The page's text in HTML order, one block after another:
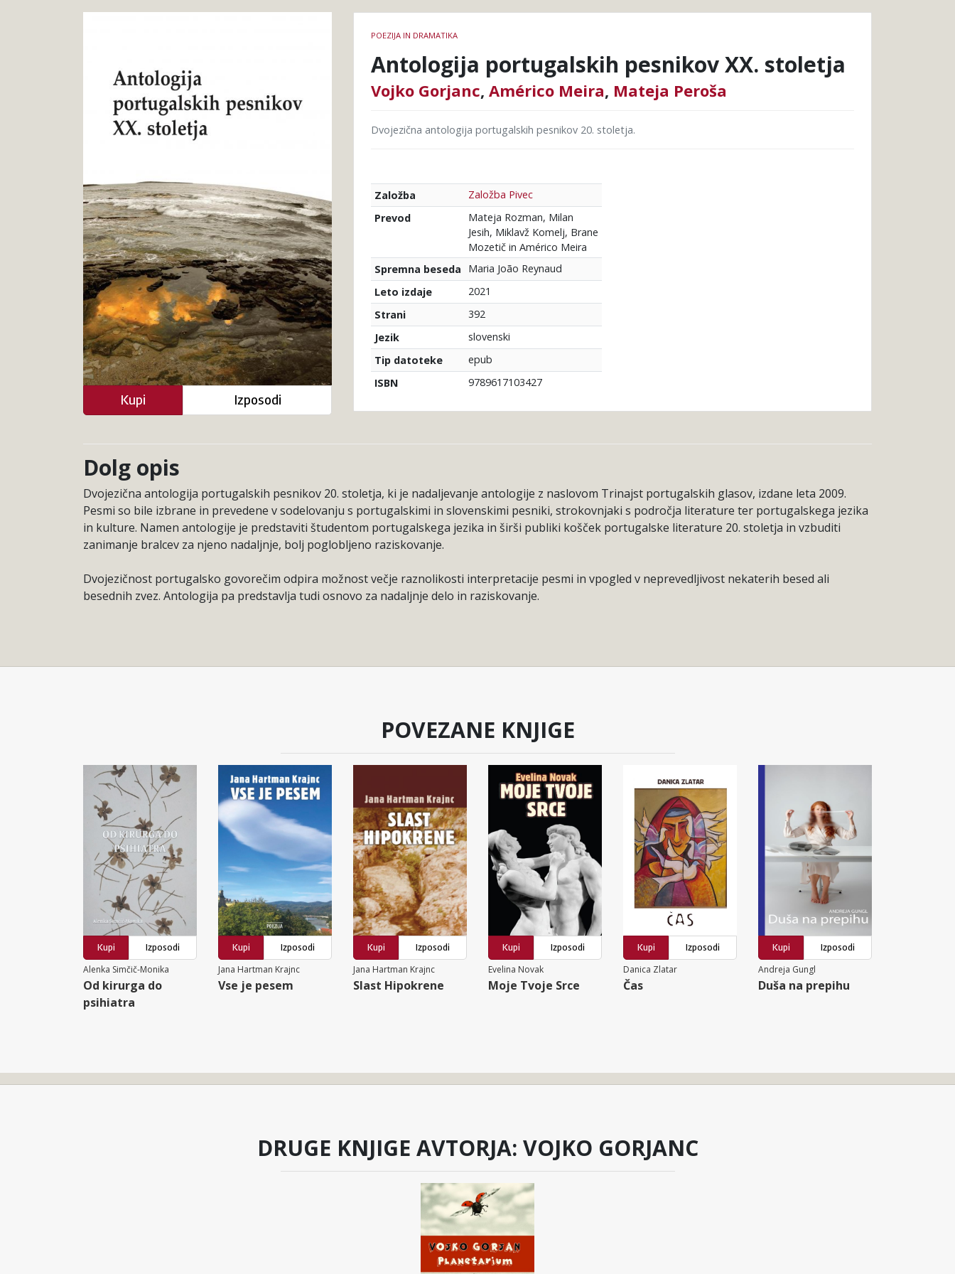
Antologija
portugalskih
pesnikov
stoletja
knjige
POEZIJA IN DRAMATIKA
Antologija portugalskih pesnikov XX. stoletja
Vojko Gorjanc, Américo Meira, Mateja Peroša
Dvojezična antologija portugalskih pesnikov 20. stoletja.
Založba
Založba Pivec
Prevod
Mateja Rozman, Milan
Jesih, Miklavž Komelj, Brane
Mozetič in Américo Meira
Spremna beseda
Maria João Reynaud
Leto izdaje
2021
Strani
392
Jezik
slovenski
Tip datoteke
epub
ISBN
9789617103427
knjigo
Kupi Izposodi
Dolg opis
Dvojezična antologija portugalskih pesnikov 20. stoletja, ki je nadaljevanje antologije z naslovom Trinajst portugalskih glasov, izdane leta 2009.
Pesmi so bile izbrane in prevedene v sodelovanju s portugalskimi in slovenskimi pesniki, strokovnjaki s področja literature ter portugalskega jezika
in kulture. Namen antologije je predstaviti študentom portugalskega jezika in širši publiki košček portugalske literature 20. stoletja in vzbuditi
zanimanje bralcev za njeno nadaljnje, bolj poglobljeno raziskovanje.
Dvojezičnost portugalsko govorečim odpira možnost večje raznolikosti interpretacije pesmi in vpogled v neprevedljivost nekaterih besed ali
besednih zvez. Antologija pa predstavlja tudi osnovo za nadaljnje delo in raziskovanje.
POVEZANE KNJIGE
Kupi
Izposodi
Alenka Simčič-Monika
Od kirurga do
psihiatra
Kupi
Izposodi
Jana Hartman Krajnc
Vse je pesem
Kupi
Izposodi
Jana Hartman Krajnc
Slast Hipokrene
Kupi
Izposodi
Evelina Novak
Moje Tvoje Srce
Kupi
Izposodi
Danica Zlatar
Čas
Kupi
Izposodi
Andreja Gungl
Duša na prepihu
DRUGE KNJIGE AVTORJA: VOJKO GORJANC